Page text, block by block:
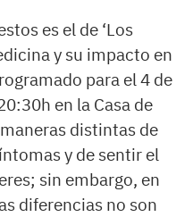
es el de ‘Los
y su impacto en
para el 4 de
en la Casa de
distintas de
y de sentir el
sin embargo, en
diferencias no son